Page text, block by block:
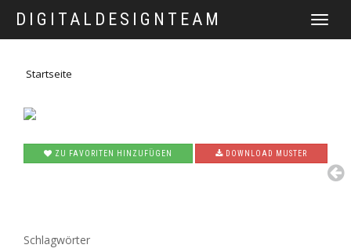
DIGITALDESIGNTEAM
TOGGLE
Startseite
ZU FAVORITEN HINZUFÜGEN DOWNLOAD MUSTER
Schlagwörter